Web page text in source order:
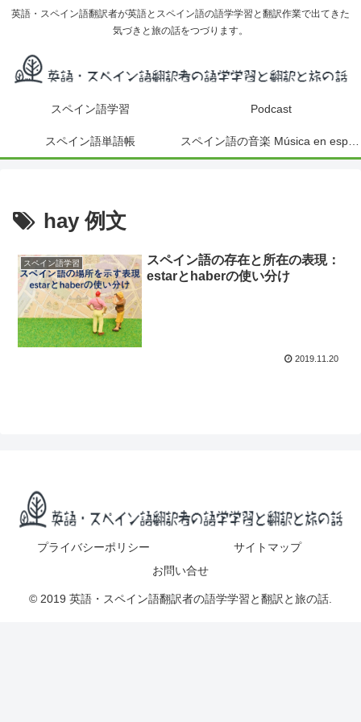
英語・スペイン語翻訳者が英語とスペイン語の語学学習と翻訳作業で出てきた
気づきと旅の話をつづります。
スペイン語学習 Podcast
スペイン語単語帳
hay 例文
スペイン語学習
スペイン語の存在と所在の表現：
estarとhaberの使い分け
2019.11.20
プライバシーポリシー
サイトマップ
お問い合せ
© 2019 英語・スペイン語翻訳者の語学学習と翻訳と旅の話.